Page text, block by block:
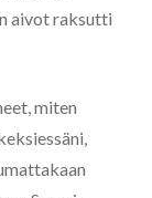
aivot raksutti
miten